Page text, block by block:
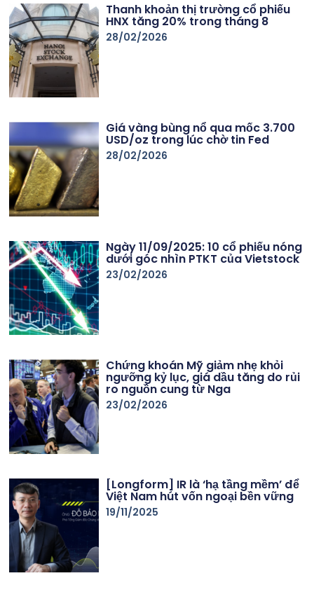
Thanh khoản thị trường cổ phiếu
HNX tăng 20% trong tháng 8
28/02/2026
Giá vàng bùng nổ qua mốc 3.700
USD/oz trong lúc chờ tin Fed
28/02/2026
Ngày 11/09/2025: 10 cổ phiếu nóng
dưới góc nhìn PTKT của Vietstock
23/02/2026
Chứng khoán Mỹ giảm nhẹ khỏi
ngưỡng kỷ lục, giá dầu tăng do rủi
ro nguồn cung từ Nga
23/02/2026
[Longform] IR là ‘hạ tầng mềm’ để
Việt Nam hút vốn ngoại bền vững
19/11/2025